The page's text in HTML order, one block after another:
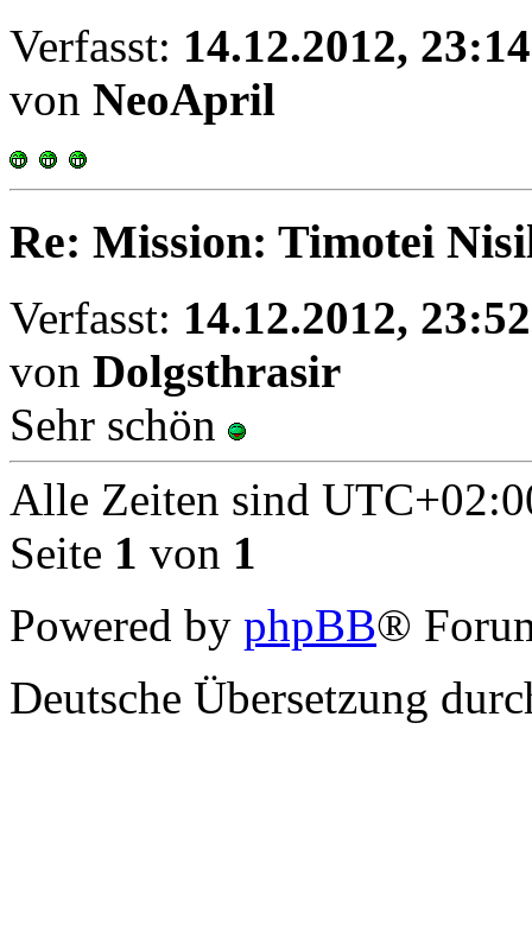
Verfasst: 14.12.2012, 23:14
von NeoApril
Re: Mission: Timotei
Verfasst: 14.12.2012, 23:52
von Dolgsthrasir
Sehr schön
Alle Zeiten sind
Seite 1 von 1
Powered by phpBB®
Deutsche Übersetzung